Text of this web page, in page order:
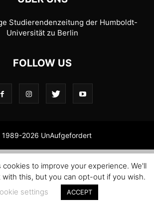
Studierendenzeitung der Humboldt-
Universität zu Berlin
FOLLOW US
2026 UnAufgefordert
to improve your experience. We'll
with this, but you can opt-out if you wish.
settings
ACCEPT